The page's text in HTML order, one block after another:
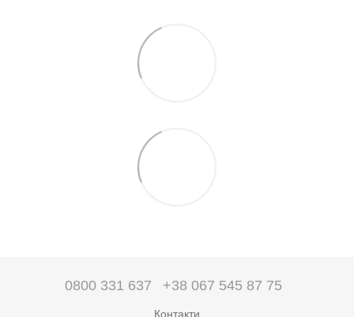
0800 331 637 +38 067 545 87 75
Контакти